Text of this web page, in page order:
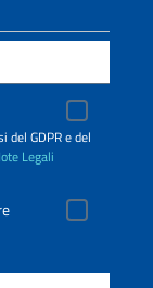
GDPR e del
Legali